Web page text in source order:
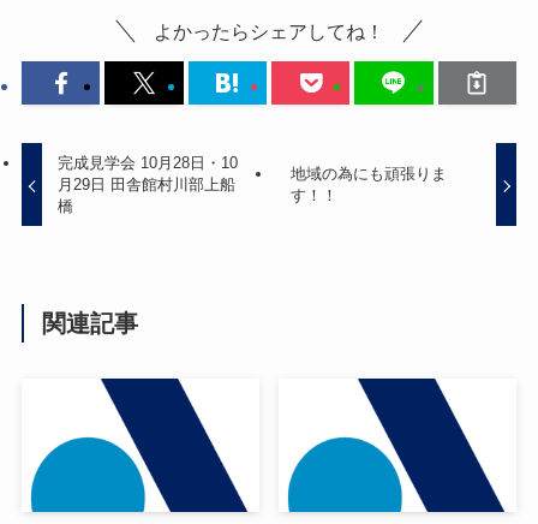
よかったらシェアしてね！
完成見学会 10月28日・10
月29日 田舎館村川部上船
橋
地域の為にも頑張りま
す！！
関連記事